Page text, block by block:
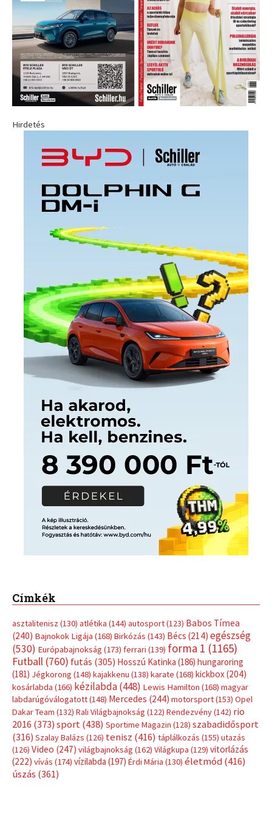
Hirdetés
Címkék
asztalitenisz (130) atlétika (144) autosport(123) Babos Tímea
(240) Bajnokok Ligája (168) Birkózás (143) Bécs (214) egészség
(530) Európabajnokság (173) ferrari (139) forma 1 (1165)
Futball (760) futás (305) Hosszú Katinka (186) hungaroring
(181) Jégkorong (148) kajakkenu (138) karate (168) kickbox(204)
kosárlabda (166) kézilabda(448) Lewis Hamilton (168) magyar
labdarúgóválogatott(148) Mercedes (244) motorsport(153) Opel
Dakar Team (132) Rali Világbajnokság (122) Rendezvény(142) rio
2016 (373) sport(438) Sportime Magazin (128) szabadidősport
(316) Szalay Balázs (126) tenisz (416) táplálkozás (155) utazás
(126) Video (247) világbajnokság (162) Világkupa (129) vitorlázás
(222) vívás (174) vízilabda (197) Érdi Mária (130) életmód(416)
úszás (361)